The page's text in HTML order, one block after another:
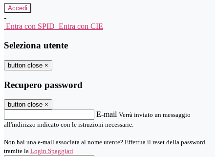
-
Entra con SPID Entra con CIE
Seleziona utente
button close ×
Recupero password
button close ×
E-mail Verrà inviato un messaggio
all'indirizzo indicato con le istruzioni necessarie.
Non hai una e-mail associata al nome utente? Effettua il reset della password
tramite la Login Spaggiari